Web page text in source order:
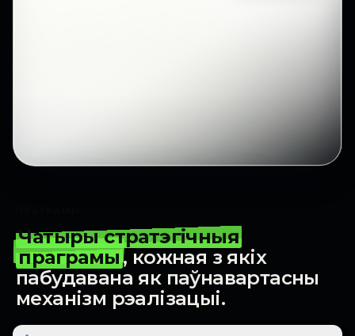
Чатыры стратэгічныя
праграмы, кожная з якіх
пабудавана як паўнавартасны
механізм рэалізацыі.